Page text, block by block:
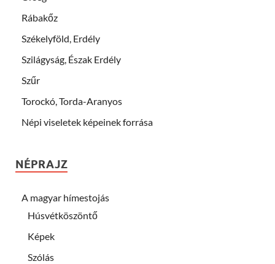
Rábakőz
Székelyföld, Erdély
Szilágyság, Észak Erdély
Szűr
Torockó, Torda-Aranyos
Népi viseletek képeinek forrása
NÉPRAJZ
A magyar hímestojás
Húsvétköszöntő
Képek
Szólás